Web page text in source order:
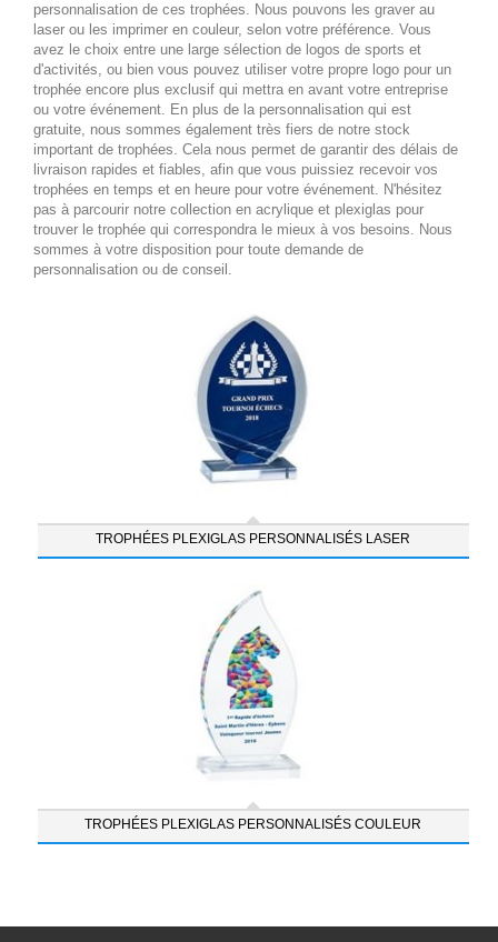
personnalisation de ces trophées. Nous pouvons les graver au
laser ou les imprimer en couleur, selon votre préférence. Vous
avez le choix entre une large sélection de logos de sports et
d'activités, ou bien vous pouvez utiliser votre propre logo pour un
trophée encore plus exclusif qui mettra en avant votre entreprise
ou votre événement. En plus de la personnalisation qui est
gratuite, nous sommes également très fiers de notre stock
important de trophées. Cela nous permet de garantir des délais de
livraison rapides et fiables, afin que vous puissiez recevoir vos
trophées en temps et en heure pour votre événement. N'hésitez
pas à parcourir notre collection en acrylique et plexiglas pour
trouver le trophée qui correspondra le mieux à vos besoins. Nous
sommes à votre disposition pour toute demande de
personnalisation ou de conseil.
TROPHÉES PLEXIGLAS PERSONNALISÉS LASER
TROPHÉES PLEXIGLAS PERSONNALISÉS COULEUR